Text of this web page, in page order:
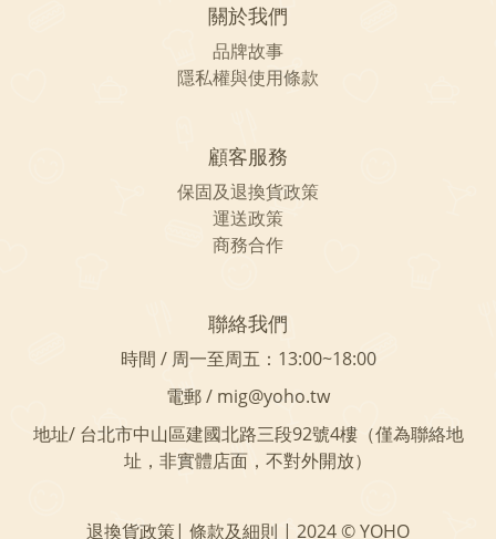
關於我們
品牌故事
隱私權與使用條款
顧客服務
保固及退換貨政策
運送政策
商務合作
聯絡我們
時間 / 周一至周五：13:00~18:00
電郵 / mig@yoho.tw
地址/ 台北市中山區建國北路三段92號4樓（僅為聯絡地
址，非實體店面，不對外開放）
退換貨政策| 條款及細則 | 2024 © YOHO